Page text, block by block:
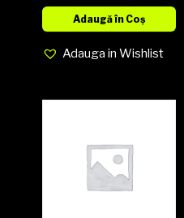
Adaugă în Coș
Adauga in Wishlist